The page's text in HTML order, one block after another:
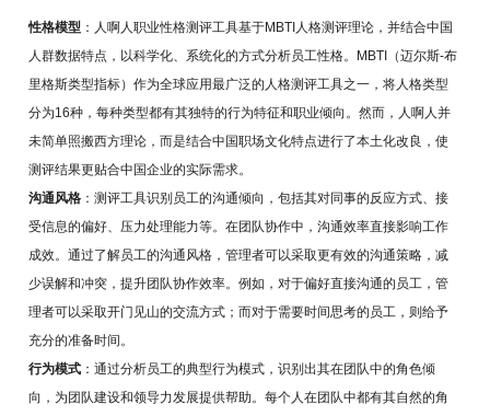
性格模型 ：人啊人职业性格测评工具基于MBTI人格测评理论，并结合中国
人群数据特点，以科学化、系统化的方式分析员工性格。MBTI（迈尔斯-布
里格斯类型指标）作为全球应用最广泛的人格测评工具之一，将人格类型
分为16种，每种类型都有其独特的行为特征和职业倾向。然而，人啊人并
未简单照搬西方理论，而是结合中国职场文化特点进行了本土化改良，使
测评结果更贴合中国企业的实际需求。
沟通风格 ：测评工具识别员工的沟通倾向，包括其对同事的反应方式、接
受信息的偏好、压力处理能力等。在团队协作中，沟通效率直接影响工作
成效。通过了解员工的沟通风格，管理者可以采取更有效的沟通策略，减
少误解和冲突，提升团队协作效率。例如，对于偏好直接沟通的员工，管
理者可以采取开门见山的交流方式；而对于需要时间思考的员工，则给予
充分的准备时间。
行为模式 ：通过分析员工的典型行为模式，识别出其在团队中的角色倾
向，为团队建设和领导力发展提供帮助。每个人在团队中都有其自然的角